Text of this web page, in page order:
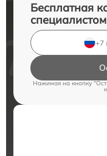
Бесплатная
специалистом
Нажимая на кнопку